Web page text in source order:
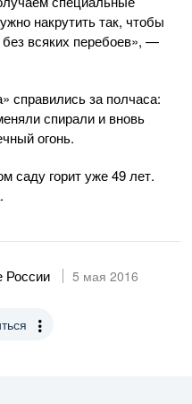
накрутить так, чтобы
всяких перебоев», —
справились за полчаса:
спирали и вновь
огонь.
саду горит уже 49 лет.
России 5 мая 2016